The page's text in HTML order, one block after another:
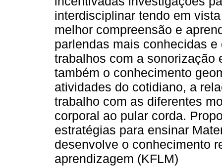
interdisciplinar tendo em
melhor compreensão e
parlendas mais conhecidas
trabalhos com a sonorização
também o conhecimento
atividades do cotidiano, a
trabalho com as diferentes
corporal ao pular corda.
estratégias para ensinar
desenvolve o conhecimento
aprendizagem (KFLM)